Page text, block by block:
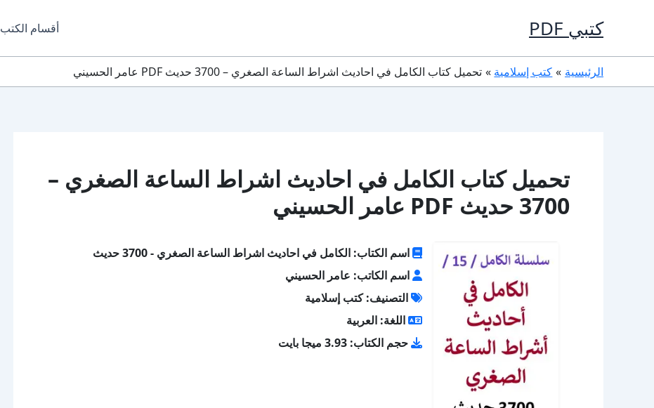
كتبي PDF أقسام الكتب
الرئيسية كتب إسلامية تحميل كتاب الكامل في احاديث اشراط الساعة الصغري – 3700 حديث PDF عامر الحسيني
تحميل كتاب الكامل في احاديث اشراط الساعة الصغري –
3700 حديث PDF عامر الحسيني
اسم الكتاب: الكامل في احاديث اشراط الساعة الصغري - 3700 حديث
اسم الكاتب: عامر الحسيني
التصنيف: كتب إسلامية
اللغة: العربية
حجم الكتاب: 3.93 ميجا بايت